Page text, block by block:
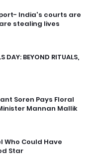
India's courts are
stealing lives
DAY: BEYOND RITUALS,
Soren Pays Floral
Mannan Mallik
Who Could Have
Star